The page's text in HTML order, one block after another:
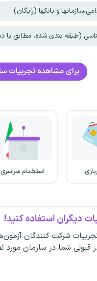
و بانکها (رایگان)
(طبقه بندی شده، مطابق با
برای مشاهده تجربیات
استخدام سراسری
دیگران استفاده کنید!
شرکت کنندگان
قبولی شما در سازمان مورد